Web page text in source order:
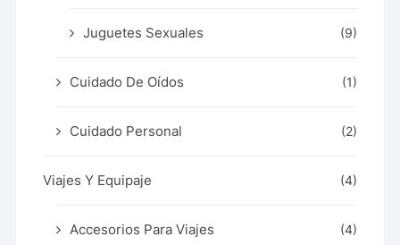
Juguetes Sexuales (9)
Cuidado De Oídos (1)
Cuidado Personal (2)
Viajes Y Equipaje (4)
Accesorios Para Viajes (4)